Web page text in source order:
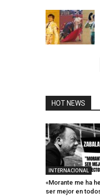
HOT NEWS
INTERNACIONAL
«Morante me ha
ser mejor en